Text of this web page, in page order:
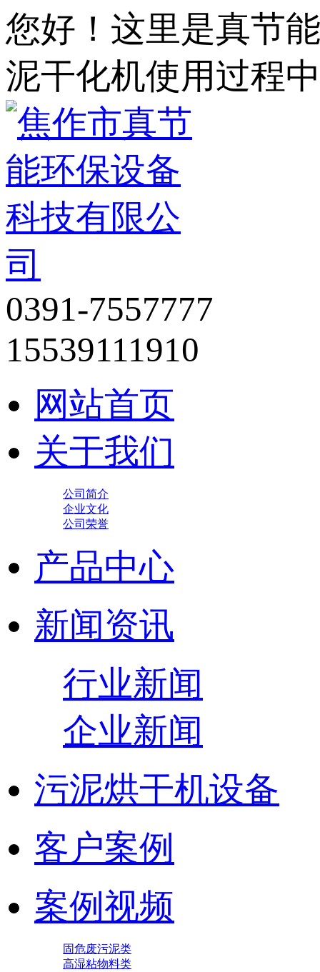
您好！这里是真节
泥干化机使用过程
0391-7557777
15539111910
网站首页
关于我们
公司简介
企业文化
公司荣誉
产品中心
新闻资讯
行业新闻
企业新闻
污泥烘干机设备
客户案例
案例视频
固危废污泥类
高湿粘物料类